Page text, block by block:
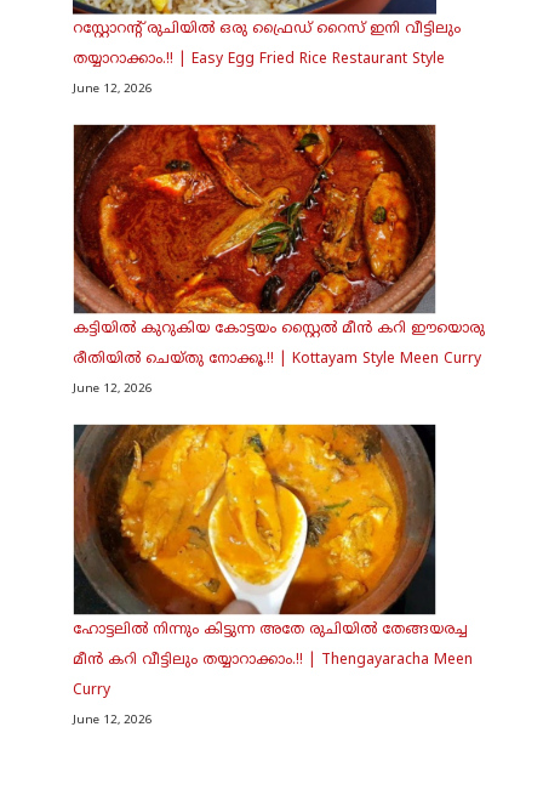
റസ്റ്റോറന്റ് രുചിയിൽ ഒരു ഫ്രൈഡ് റൈസ് ഇനി വീട്ടിലും
തയ്യാറാക്കാം.!! | Easy Egg Fried Rice Restaurant Style
June 12, 2026
കട്ടിയിൽ കുറുകിയ കോട്ടയം സ്റ്റൈൽ മീൻ കറി ഈയൊരു
രീതിയിൽ ചെയ്തു നോക്കൂ.!! | Kottayam Style Meen Curry
June 12, 2026
ഹോട്ടലിൽ നിന്നും കിട്ടുന്ന അതേ രുചിയിൽ തേങ്ങയരച്ച
മീൻ കറി വീട്ടിലും തയ്യാറാക്കാം.!! | Thengayaracha Meen
Curry
June 12, 2026